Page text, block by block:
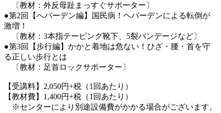
〔教材：外反母趾まっすぐサポーター〕
●第2回【へバーデン編】国民病！ヘバーデンによる転倒が
激増！
〔教材：3本指テーピング靴下、5裂バンデージなど〕
●第3回【歩行編】かかと着地は危ない！ひざ・腰・首を守
る正しい歩行とは
〔教材：足首ロックサポーター〕
【受講料】2,050円+税（1回あたり）
【教材費】1,400円+税（1回あたり）
※センターにより別途設備費がかかる場合がございます。